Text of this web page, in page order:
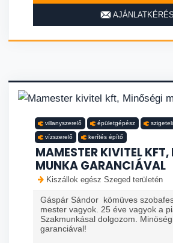
AJÁNLATKÉRÉS
villanyszerelő épületgépész
vízszerelő kerítés építő
MAMESTER KIVITEL
MUNKA GARANCIÁVAL
Kiszállok egész Szeged területén
Gáspár Sándor kömüves
mester vagyok. 25 éve vagyok a
Szakmunkásal dolgozom.
garanciával!